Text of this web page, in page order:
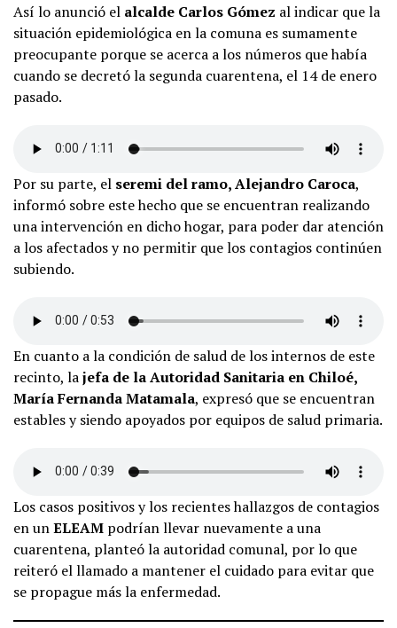
Así lo anunció el alcalde Carlos Gómez al indicar que la
situación epidemiológica en la comuna es sumamente
preocupante porque se acerca a los números que había
cuando se decretó la segunda cuarentena, el 14 de enero
pasado.
Por su parte, el seremi del ramo, Alejandro Caroca,
informó sobre este hecho que se encuentran realizando
una intervención en dicho hogar, para poder dar atención
a los afectados y no permitir que los contagios continúen
subiendo.
En cuanto a la condición de salud de los internos de este
recinto, lajefa de la Autoridad Sanitaria en Chiloé,
María Fernanda Matamala, expresó que se encuentran
estables y siendo apoyados por equipos de salud primaria.
Los casos positivos y los recientes hallazgos de contagios
en unELEAM podrían llevar nuevamente a una
cuarentena, planteó la autoridad comunal, por lo que
reiteró el llamado a mantener el cuidado para evitar que
se propague más la enfermedad.